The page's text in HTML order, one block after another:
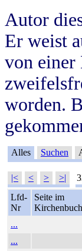
Autor
Er weist
von einer
worden.
Alles Suchen
|< < > >|
Lfd-
Nr
Seite im
Kirchenbuch
...
...